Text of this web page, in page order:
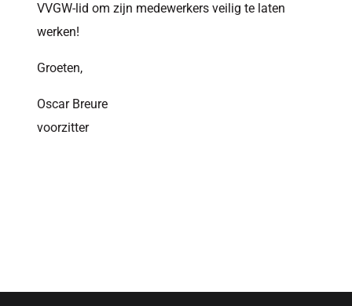
VVGW-lid om zijn medewerkers veilig te laten
werken!
Groeten,
Oscar Breure
voorzitter